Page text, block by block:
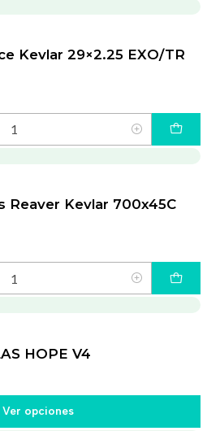
Kevlar 29×2.25 EXO/TR
Reaver Kevlar 700x45C
HOPE V4
Ver opciones